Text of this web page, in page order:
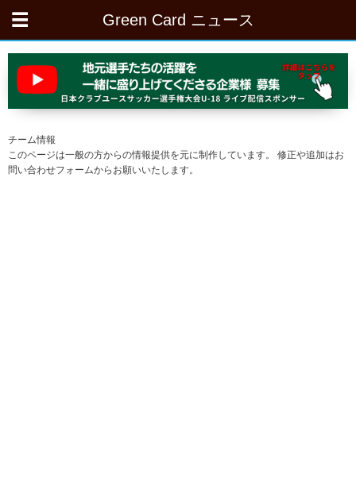
Green Card ニュース
チーム情報
このページは一般の方からの情報提供を元に制作しています。 修正や追加はお
問い合わせフォームからお願いいたします。